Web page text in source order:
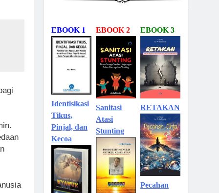
EBOOK 1
Identisikasi
Tikus,
Pinjal, dan
Kecoa
EBOOK 2
Sanitasi
Atasi
Stunting
EBOOK 3
RETAKAN
Pecahan